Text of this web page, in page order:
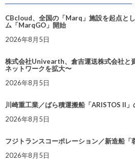
CBcloud、全国の「Marq」施設を起点と
ム「MarqGO」開始
2026年8月5日
株式会社Univearth、倉吉運送株式会社と
ネットワークを拡大〜
2026年8月5日
川崎重工業／ばら積運搬船「ARISTOS II」
2026年8月5日
フジトランスコーポレーション／新造船「
2026年8月5日